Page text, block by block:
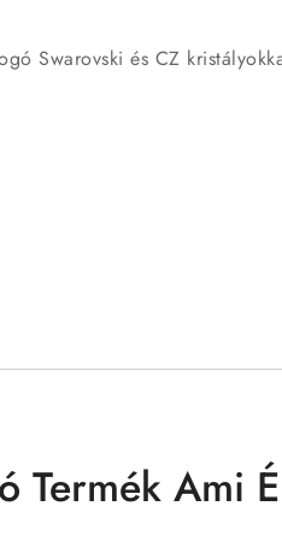
Swarovski és CZ
Termék Ami